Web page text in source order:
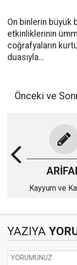
On binlerin büyük
etkinliklerinin
coğrafyaların
duasıyla…
Önceki ve
Kayyum ve
YAZIYA